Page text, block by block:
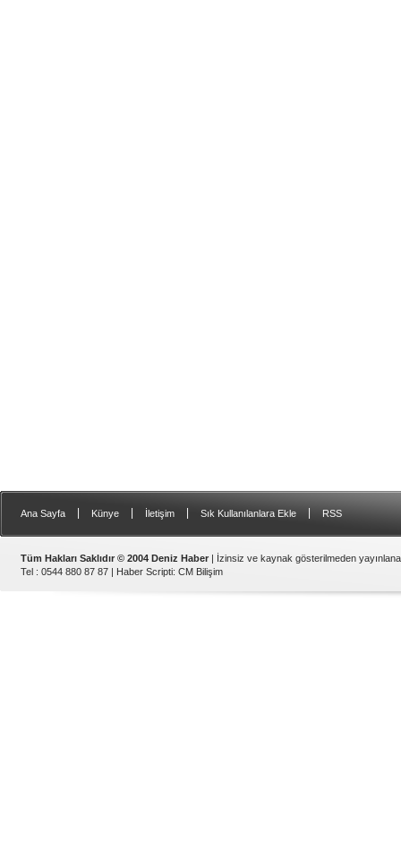
Ana Sayfa Künye İletişim Sık Kullanılanlara Ekle RSS
Tüm Hakları Saklıdır © 2004 Deniz Haber | İzinsiz ve kaynak gösterilmeden
Tel : 0544 880 87 87 | Haber Scripti: CM Bilişim